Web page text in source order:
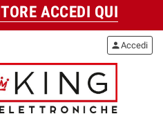
ACCEDI QUI
personAccedi